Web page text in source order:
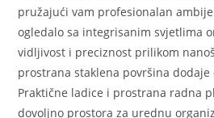
pružajući vam profesionalan
ogledalo sa integrisanim svjetlima
vidljivost i preciznost prilikom
prostrana staklena površina
Praktične ladice i prostrana radna
dovoljno prostora za urednu